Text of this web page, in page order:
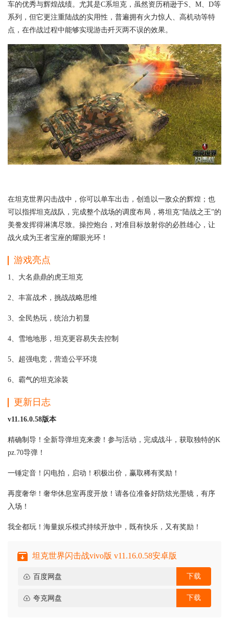
车的优秀与辉煌战绩。尤其是C系坦克，虽然资历稍逊于S、M、D等
系列，但它更注重陆战的实用性，普遍拥有火力惊人、高机动等特
点，在作战过程中能够实现游击歼灭两不误的效果。
在坦克世界闪击战中，你可以单车出击，创造以一敌众的辉煌；也
可以指挥坦克战队，完成整个战场的调度布局，将坦克“陆战之王”的
美誊发挥得淋漓尽致。操控炮台，对准目标放射你的必胜雄心，让
战火成为王者宝座的耀眼光环！
游戏亮点
1、大名鼎鼎的虎王坦克
2、丰富战术，挑战战略思维
3、全民热玩，统治力初显
4、雪地地形，坦克更容易失去控制
5、超强电竞，营造公平环境
6、霸气的坦克涂装
更新日志
v11.16.0.58版本
精确制导！全新导弹坦克来袭！参与活动，完成战斗，获取独特的K
pz.70导弹！
一锤定音！闪电拍，启动！积极出价，赢取稀有奖励！
再度奢华！奢华休息室再度开放！请各位准备好防炫光墨镜，有序
入场！
我全都玩！海量娱乐模式持续开放中，既有快乐，又有奖励！
坦克世界闪击战vivo版 v11.16.0.58安卓版
百度网盘 下载
夸克网盘 下载